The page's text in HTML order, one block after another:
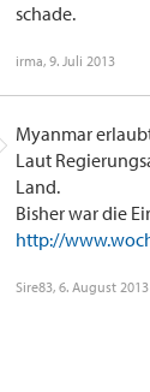
schade.
irma, 9. Juli 2013
Myanmar
Laut
Land.
Bisher war die
http://
Sire83, 6. August 2013